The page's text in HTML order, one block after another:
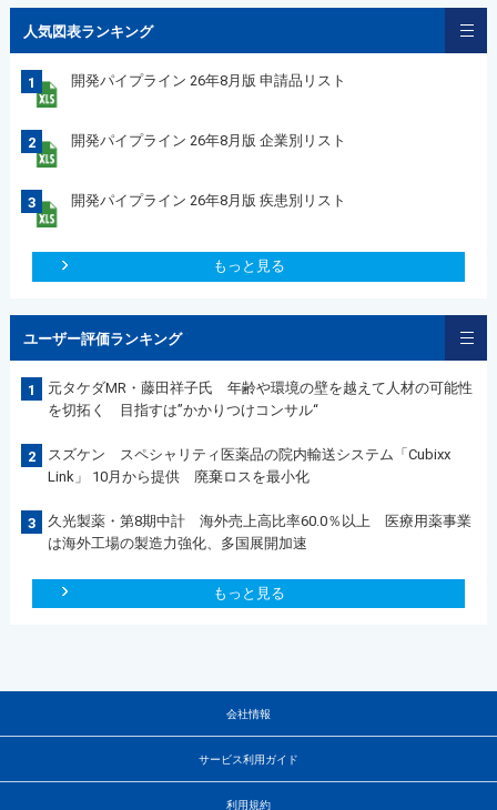
人気図表ランキング
1 開発パイプライン 26年8月版 申請品リスト
2 開発パイプライン 26年8月版 企業別リスト
3 開発パイプライン 26年8月版 疾患別リスト
もっと見る
ユーザー評価ランキング
1
元タケダMR・藤田祥子氏 年齢や環境の壁を越えて人材の可能性
を切拓く 目指すは”かかりつけコンサル“
2
スズケン スペシャリティ医薬品の院内輸送システム「Cubixx
Link」 10月から提供 廃棄ロスを最小化
3
久光製薬・第8期中計 海外売上高比率60.0％以上 医療用薬事業
は海外工場の製造力強化、多国展開加速
もっと見る
会社情報
サービス利用ガイド
利用規約